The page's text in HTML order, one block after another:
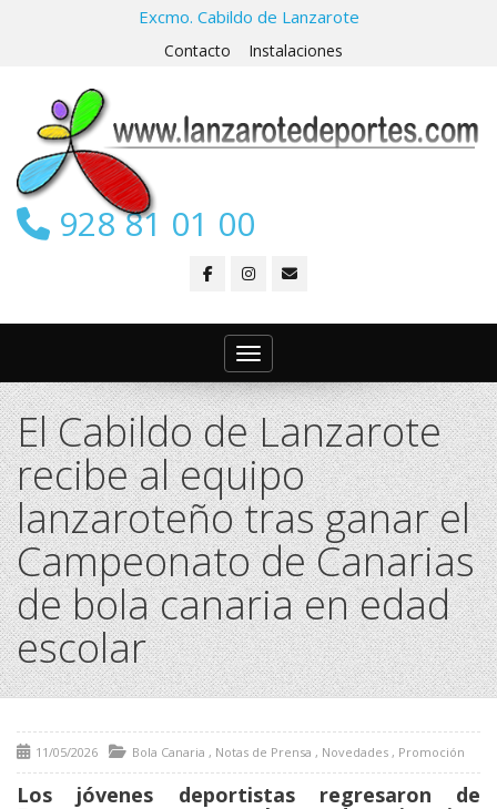
Excmo. Cabildo de Lanzarote
Contacto Instalaciones
928 81 01 00
Toggle navigation
El Cabildo de Lanzarote
recibe al equipo
lanzaroteño tras ganar el
Campeonato de Canarias
de bola canaria en edad
escolar
11/05/2026 Bola Canaria , Notas de Prensa , Novedades , Promoción
Los jóvenes deportistas regresaron de